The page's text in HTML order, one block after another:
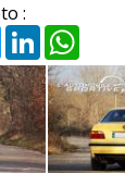
:
TwitterLinkedIn